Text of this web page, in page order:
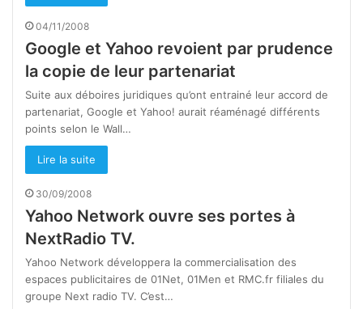
04/11/2008
Google et Yahoo revoient par prudence
la copie de leur partenariat
Suite aux déboires juridiques qu’ont entrainé leur accord de
partenariat, Google et Yahoo! aurait réaménagé différents
points selon le Wall…
Lire la suite
30/09/2008
Yahoo Network ouvre ses portes à
NextRadio TV.
Yahoo Network développera la commercialisation des
espaces publicitaires de 01Net, 01Men et RMC.fr filiales du
groupe Next radio TV. C’est…